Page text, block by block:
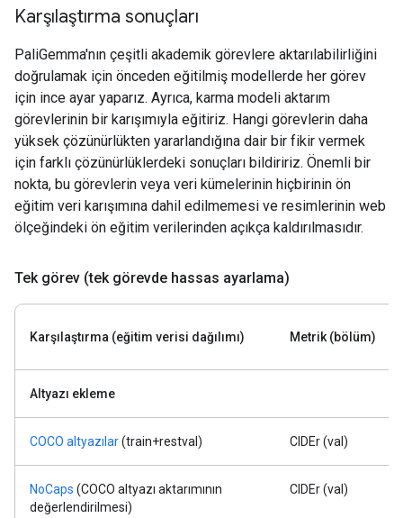
Karşılaştırma sonuçları
PaliGemma'nın çeşitli akademik görevlere aktarılabilirliğini
doğrulamak için önceden eğitilmiş modellerde her görev
için ince ayar yaparız. Ayrıca, karma modeli aktarım
görevlerinin bir karışımıyla eğitiriz. Hangi görevlerin daha
yüksek çözünürlükten yararlandığına dair bir fikir vermek
için farklı çözünürlüklerdeki sonuçları bildiririz. Önemli bir
nokta, bu görevlerin veya veri kümelerinin hiçbirinin ön
eğitim veri karışımına dahil edilmemesi ve resimlerinin web
ölçeğindeki ön eğitim verilerinden açıkça kaldırılmasıdır.
Tek görev (tek görevde hassas ayarlama)
Karşılaştırma (eğitim verisi dağılımı) Metrik (bölüm)
Altyazı ekleme
COCO altyazılar(train+restval) CIDEr (val)
NoCaps (COCO altyazı aktarımının
değerlendirilmesi)
CIDEr (val)